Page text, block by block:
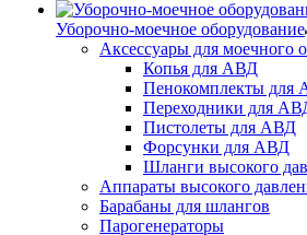
Уборочно-моечное оборудование
Аксессуары для моечного
Копья для АВД
Пенокомплекты для
Переходники для
Пистолеты для АВД
Форсунки для АВД
Шланги высокого
Аппараты высокого
Барабаны для шлангов
Парогенераторы